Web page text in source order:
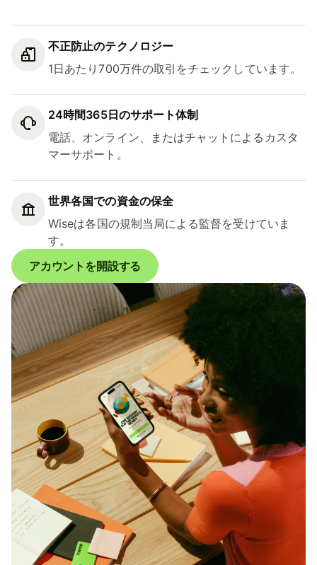
不正防止のテクノロジー
1日あたり700万件の取引をチェックしています。
24時間365日のサポート体制
電話、オンライン、またはチャットによるカスタ
マーサポート。
世界各国での資金の保全
Wiseは各国の規制当局による監督を受けていま
す。
アカウントを開設する